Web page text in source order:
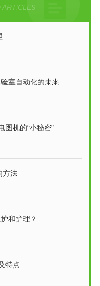
ARTICLES
室自动化的未来
图机的“小秘密”
方法
和护理？
特点